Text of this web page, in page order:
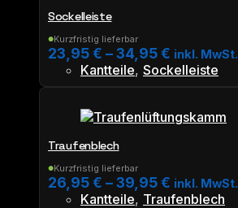
Varianten
auf.
Die
Optionen
gewählt
werden
Sockelleiste
●Kurzfristig lieferbar
23,95€ –34,95€ inkl. MwSt.
Kantteile, Sockelleiste
Varianten
auf.
Die
Optionen
Traufenblech
●Kurzfristig lieferbar
26,95€ –39,95€ inkl. MwSt.
Kantteile, Traufenblech